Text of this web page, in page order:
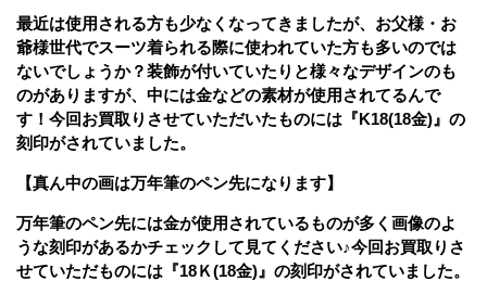
最近は使用される方も少なくなってきましたが、お父様・お
爺様世代でスーツ着られる際に使われていた方も多いのでは
ないでしょうか？装飾が付いていたりと様々なデザインのも
のがありますが、中には金などの素材が使用されてるんで
す！ 今回お買取りさせていただいたものには『K18(18金)』の
刻印がされていました。
【真ん中の画は万年筆のペン先になります】
万年筆のペン先には金が使用されているものが多く画像のよ
うな刻印があるかチェックして見てください♪今回お買取りさ
せていただものには『18Ｋ(18金)』の刻印がされていました。